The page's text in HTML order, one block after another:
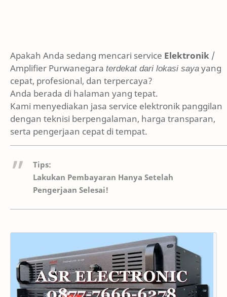
Apakah Anda sedang mencari service Elektronik /
Amplifier Purwanegara terdekat dari lokasi sayayang
cepat, profesional, dan terpercaya?
Anda berada di halaman yang tepat.
Kami menyediakan jasa service elektronik panggilan
dengan teknisi berpengalaman, harga transparan,
serta pengerjaan cepat di tempat.
Tips:
Lakukan Pembayaran Hanya Setelah
Pengerjaan Selesai!